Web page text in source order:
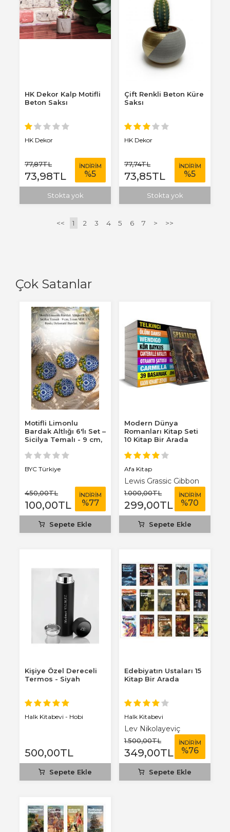
Çok Satanlar
Motifli Limonlu
Bardak Altlığı 6'lı Set –
Sicilya Temalı - 9 cm,
BYC Türkiye
450,00TL
100,00TL
İNDİRİM
%77
Sepete Ekle
Modern Dünya
Romanları Kitap Seti
10 Kitap Bir Arada
Afa Kitap
Lewis Grassic Gibbon
1.000,00TL
299,00TL
İNDİRİM
%70
Sepete Ekle
Kişiye Özel Dereceli
Termos - Siyah
Halk Kitabevi - Hobi
500,00TL
Sepete Ekle
Edebiyatın Ustaları 15
Kitap Bir Arada
Halk Kitabevi
Lev Nikolayeviç
Tolstoy
1.500,00TL
349,00TL
İNDİRİM
%76
Sepete Ekle
HK Dekor Kalp Motifli
Beton Saksı
HK Dekor
77,87TL
73,98TL
İNDİRİM
%5
Stokta yok
Çift Renkli Beton Küre
Saksı
HK Dekor
77,74TL
73,85TL
İNDİRİM
%5
Stokta yok
<< 1 2 3 4 5 6 7 > >>